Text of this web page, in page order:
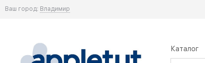
Ваш город: Владимир
Каталог